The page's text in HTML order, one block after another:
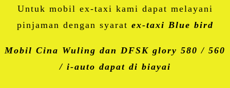
Untuk mobil ex-taxi kami dapat melayani
pinjaman dengan syarat ex-taxi Blue bird
Mobil Cina Wuling dan DFSK glory 580 / 560
/ i-auto dapat di biayai